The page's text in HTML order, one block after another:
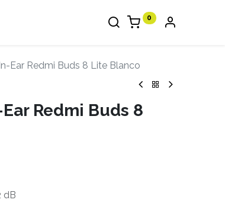
0
Ear Redmi Buds 8 Lite Blanco
Redmi Buds 8
dB